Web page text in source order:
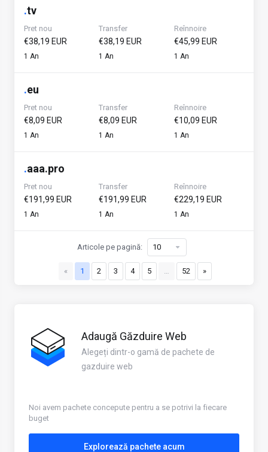
.tv
Pret nou
€38,19 EUR
1 An
Transfer
€38,19 EUR
1 An
Reînnoire
€45,99 EUR
1 An
.eu
Pret nou
€8,09 EUR
1 An
Transfer
€8,09 EUR
1 An
Reînnoire
€10,09 EUR
1 An
.aaa.pro
Pret nou
€191,99 EUR
1 An
Transfer
€191,99 EUR
1 An
Reînnoire
€229,19 EUR
1 An
« 1 2 3 4 5 … 52 »
Articole pe pagină:
Adaugă Găzduire Web
Alegeți dintr-o gamă de pachete de
gazduire web
Noi avem pachete concepute pentru a se potrivi la fiecare
buget
Explorează pachete acum